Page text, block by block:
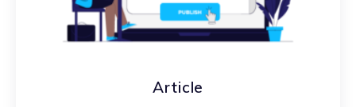
Article